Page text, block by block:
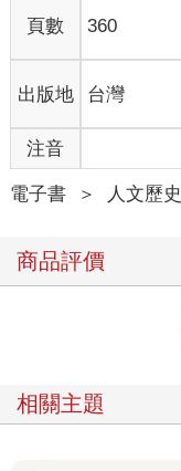
頁數 360
出版地 台灣
注音
電子書 ＞ 人文歷史
商品評價
相關主題